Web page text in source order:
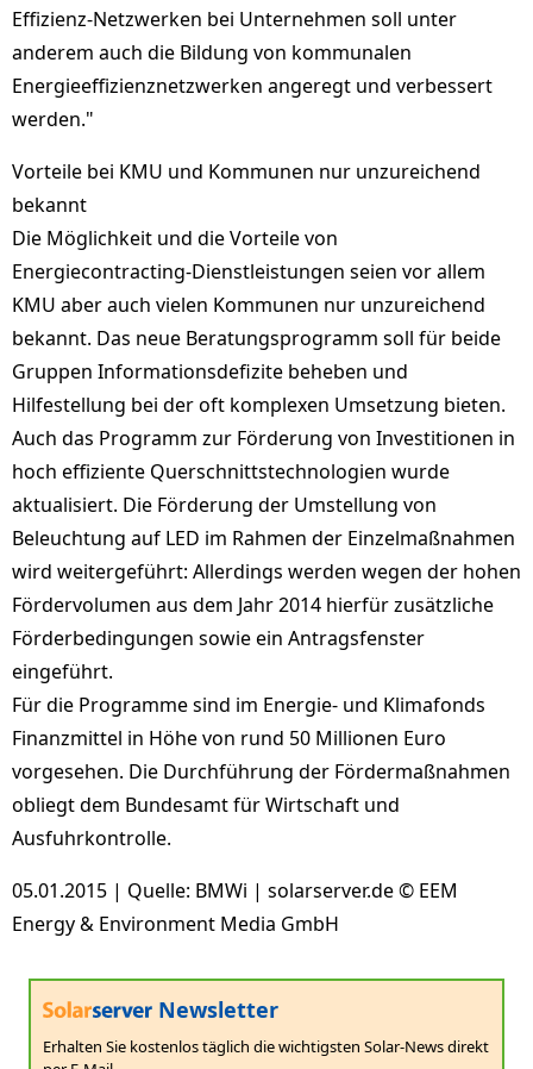
Effizienz-Netzwerken bei Unternehmen soll unter
anderem auch die Bildung von kommunalen
Energieeffizienznetzwerken angeregt und verbessert
werden."
Vorteile bei KMU und Kommunen nur unzureichend
bekannt
Die Möglichkeit und die Vorteile von
Energiecontracting-Dienstleistungen seien vor allem
KMU aber auch vielen Kommunen nur unzureichend
bekannt. Das neue Beratungsprogramm soll für beide
Gruppen Informationsdefizite beheben und
Hilfestellung bei der oft komplexen Umsetzung bieten.
Auch das Programm zur Förderung von Investitionen in
hoch effiziente Querschnittstechnologien wurde
aktualisiert. Die Förderung der Umstellung von
Beleuchtung auf LED im Rahmen der Einzelmaßnahmen
wird weitergeführt: Allerdings werden wegen der hohen
Fördervolumen aus dem Jahr 2014 hierfür zusätzliche
Förderbedingungen sowie ein Antragsfenster
eingeführt.
Für die Programme sind im Energie- und Klimafonds
Finanzmittel in Höhe von rund 50 Millionen Euro
vorgesehen. Die Durchführung der Fördermaßnahmen
obliegt dem Bundesamt für Wirtschaft und
Ausfuhrkontrolle.
05.01.2015 | Quelle: BMWi | solarserver.de © EEM
Energy & Environment Media GmbH
Newsletter
Erhalten Sie kostenlos täglich die wichtigsten Solar-News direkt